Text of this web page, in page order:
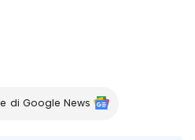
di Google News